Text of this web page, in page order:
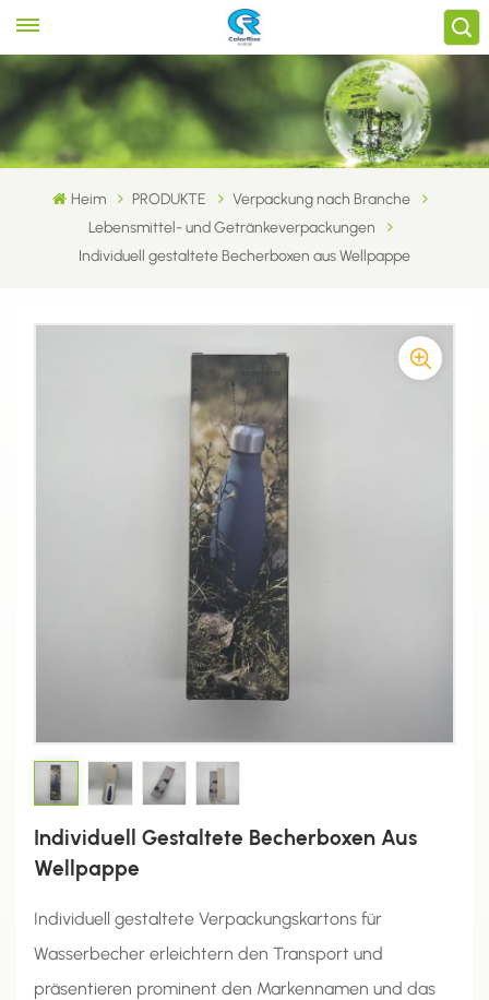
Heim PRODUKTE
Verpackung nach Branche
Lebensmittel- und Getränkeverpackungen
Individuell gestaltete Becherboxen aus Wellpappe
Individuell Gestaltete Becherboxen Aus
Wellpappe
Individuell gestaltete Verpackungskartons für
Wasserbecher erleichtern den Transport und
präsentieren prominent den Markennamen und das